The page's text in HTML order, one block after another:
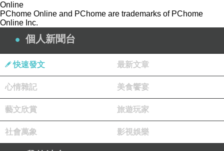
Online
PChome Online and PChome are trademarks of PChome
Online Inc.
個人新聞台
快速發文 最新文章
心情雜記 美食饗宴
藝文欣賞 旅遊玩家
社會萬象 影視娛樂